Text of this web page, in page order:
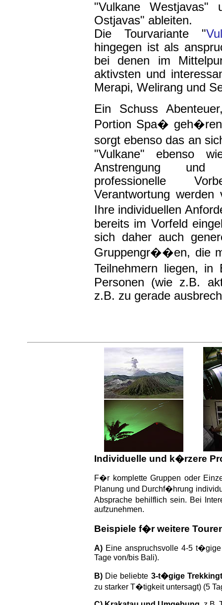
"Vulkane
Ostjavas" ableiten.
Die Tourvariante "
hingegen ist als
bei denen im
aktivsten und
Merapi, Welirang und
Ein Schuss
Portion Spa�
sorgt ebenso das an
"Vulkane" ebenso
Anstrengung und
professionelle
Verantwortung
Ihre individuellen
bereits im Vorfeld
sich daher auch
Gruppengr��en, die
Teilnehmern liegen,
Personen (wie z.B.
z.B. zu gerade
Individuelle und k�rzere
F�r komplette Gruppen oder
Planung und Durchf�hrung
Absprache behilflich sein. Bei
aufzunehmen.
Beispiele f�r weitere
A) Eine anspruchsvolle4-5t�gige
Tage von/bis Bali).
B) Die beliebte 3-t�gige
zu starker T�tigkeit untersagt) (5